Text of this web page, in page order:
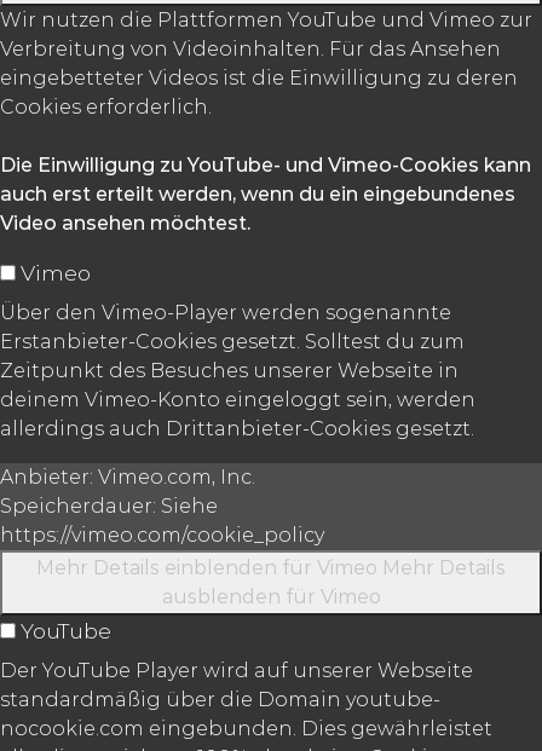
Wir nutzen die Plattformen YouTube und Vimeo zur
Verbreitung von Videoinhalten. Für das Ansehen
eingebetteter Videos ist die Einwilligung zu deren
Cookies erforderlich.
Die Einwilligung zu YouTube- und Vimeo-Cookies kann
auch erst erteilt werden, wenn du ein eingebundenes
Video ansehen möchtest.
Vimeo
Über den Vimeo-Player werden sogenannte
Erstanbieter-Cookies gesetzt. Solltest du zum
Zeitpunkt des Besuches unserer Webseite in
deinem Vimeo-Konto eingeloggt sein, werden
allerdings auch Drittanbieter-Cookies gesetzt.
Anbieter: Vimeo.com, Inc.
Speicherdauer: Siehe
https://vimeo.com/cookie_policy
Mehr Details einblenden für Vimeo Mehr Details
ausblenden für Vimeo
YouTube
Der YouTube Player wird auf unserer Webseite
standardmäßig über die Domain youtube-
nocookie.com eingebunden. Dies gewährleistet